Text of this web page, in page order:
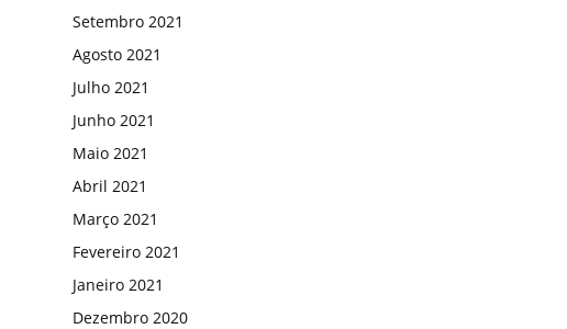
Setembro 2021
Agosto 2021
Julho 2021
Junho 2021
Maio 2021
Abril 2021
Março 2021
Fevereiro 2021
Janeiro 2021
Dezembro 2020